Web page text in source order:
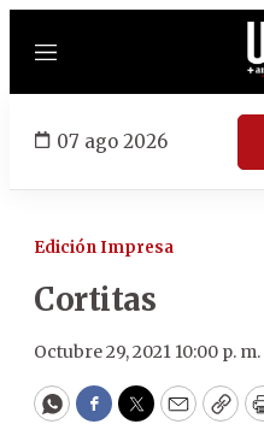
Menú
07 ago 2026
Edición Impresa
Cortitas
Octubre 29, 2021 10:00 p. m.
WhatsApp
Facebook
Twitter
Email